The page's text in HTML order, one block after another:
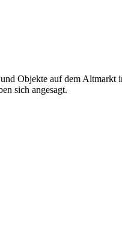
Objekte auf dem Altmarkt
sich angesagt.